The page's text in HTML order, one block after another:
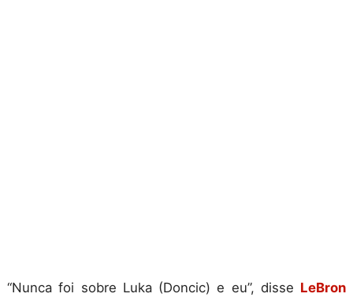
“Nunca foi sobre Luka (Doncic) e eu”, disse LeBron